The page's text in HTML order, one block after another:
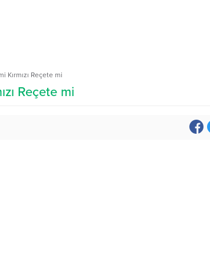
Kırmızı Reçete mi
Reçete mi